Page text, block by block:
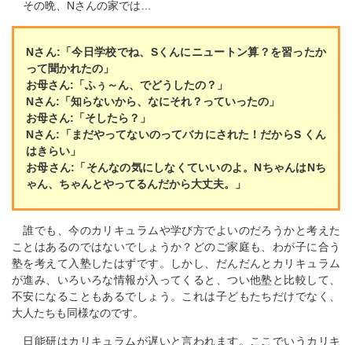
その晩、Nさんの家では…
Nさん:「今日学校でね、Sくんにニュートン算？を習ったか
って聞かれたの」
お母さん:「ふぅ～ん、でどうしたの？」
Nさん:「知らないから、なにそれ？っていったの」
お母さん:「そしたら？」
Nさん:「まだやってないのってバカにされた！だからS くん
はきらい」
お母さん:「そんなの気にしなくていいのよ。NちゃんはNち
ゃん、ちゃんとやってるんだから大丈夫。」
誰でも、今のカリキュラムや学び方でよいのだろうかと考えた
ことはあるのではないでしょうか？どのご家庭も、わが子に合う
塾を考えて入塾したはずです。しかし、だんだんとカリキュラム
が進み、いろいろな情報が入ってくると、つい他塾と比較して、
不安になることもあるでしょう。これは子どもたちだけでなく、
大人たちも同様なのです。
日能研はカリキュラムが遅いと言われます。ここでいうカリキ